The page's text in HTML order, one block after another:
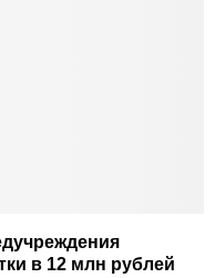
в 12 млн рублей